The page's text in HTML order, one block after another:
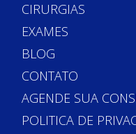
CIRURGIAS
EXAMES
BLOG
CONTATO
AGENDE SUA
POLITICA DE